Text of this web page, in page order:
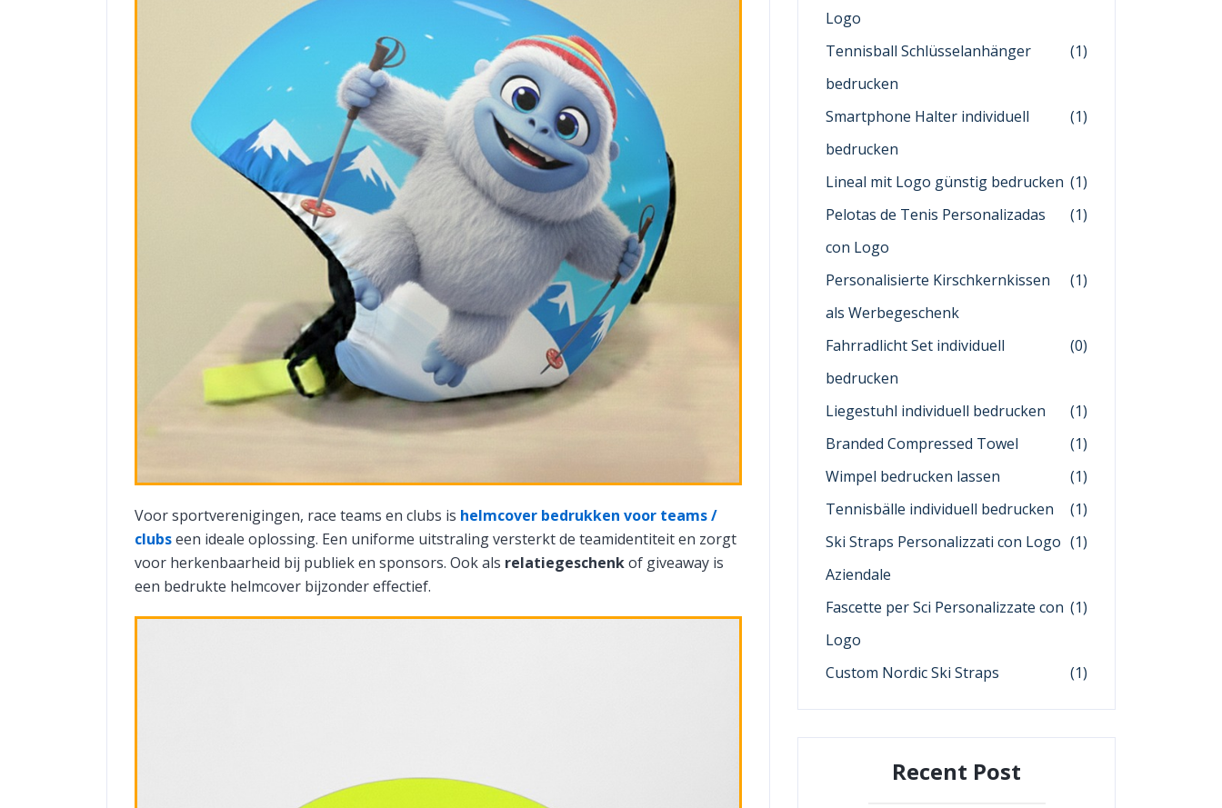
Voor sportverenigingen, race teams en clubs is helmcover bedrukken voor teams /
clubseen ideale oplossing. Een uniforme uitstraling versterkt de teamidentiteit en zorgt
voor herkenbaarheid bij publiek en sponsors. Ook als relatiegeschenkof giveaway is
een bedrukte helmcover bijzonder effectief.
Logo
Tennisball Schlüsselanhänger
bedrucken
(1)
Smartphone Halter individuell
bedrucken
(1)
Lineal mit Logo günstig bedrucken (1)
Pelotas de Tenis Personalizadas
con Logo
(1)
Personalisierte Kirschkernkissen
als Werbegeschenk
(1)
Fahrradlicht Set individuell
bedrucken
(0)
Liegestuhl individuell bedrucken
(1)
Branded Compressed Towel
(1)
Wimpel bedrucken lassen
(1)
Tennisbälle individuell bedrucken
(1)
Ski Straps Personalizzati con Logo
Aziendale
(1)
Fascette per Sci Personalizzate con
Logo
(1)
Custom Nordic Ski Straps (1)
Recent Post